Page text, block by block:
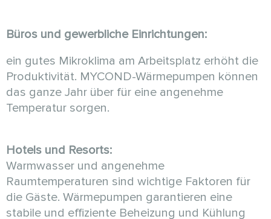
Büros und gewerbliche Einrichtungen:
ein gutes Mikroklima am Arbeitsplatz erhöht die
Produktivität. MYCOND-Wärmepumpen können
das ganze Jahr über für eine angenehme
Temperatur sorgen.
Hotels und Resorts:
Warmwasser und angenehme
Raumtemperaturen sind wichtige Faktoren für
die Gäste. Wärmepumpen garantieren eine
stabile und effiziente Beheizung und Kühlung